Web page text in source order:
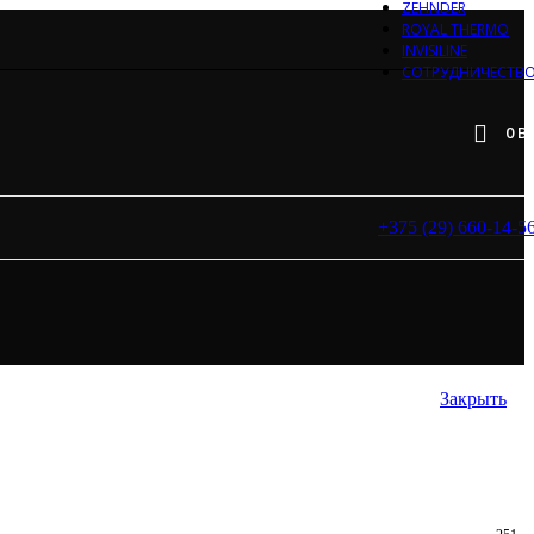
ZEHNDER
ROYAL THERMO
INVISILINE
0
+375 (29) 660-14-
Закрыть